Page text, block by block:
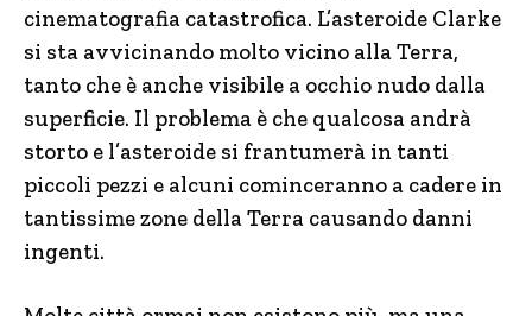
cinematografia catastrofica. L’asteroide Clarke
si sta avvicinando molto vicino alla Terra,
tanto che è anche visibile a occhio nudo dalla
superficie. Il problema è che qualcosa andrà
storto e l’asteroide si frantumerà in tanti
piccoli pezzi e alcuni cominceranno a cadere in
tantissime zone della Terra causando danni
ingenti.